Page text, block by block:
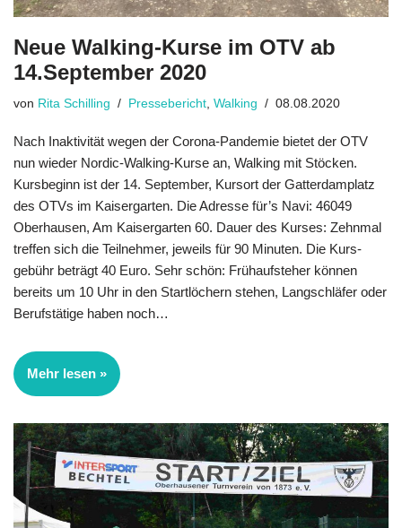
Neue Walking-Kurse im OTV ab
14.September 2020
von Rita Schilling Pressebericht Walking 08.08.2020
Nach Inaktivität wegen der Corona-Pandemie bietet der OTV
nun wieder Nordic-Walking-Kurse an, Walking mit Stöcken.
Kursbeginn ist der 14. September, Kursort der Gatterdamplatz
des OTVs im Kaisergarten. Die Adresse für’s Navi: 46049
Oberhausen, Am Kaisergarten 60. Dauer des Kurses: Zehnmal
treffen sich die Teilnehmer, jeweils für 90 Minuten. Die Kurs-
gebühr beträgt 40 Euro. Sehr schön: Frühaufsteher können
bereits um 10 Uhr in den Startlöchern stehen, Langschläfer oder
Berufstätige haben noch…
Mehr lesen »